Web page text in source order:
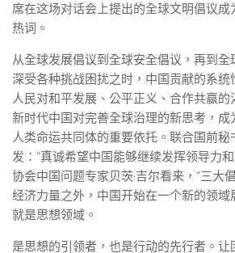
席在这场对话会上提出的全球文明倡议
热词。
从全球发展倡议到全球安全倡议，再到全
深受各种挑战困扰之时，中国贡献的系统
人民对和平发展、公平正义、合作共赢的
新时代中国对完善全球治理的新思考，成
人类命运共同体的重要依托。联合国前秘
发：“真诚希望中国能够继续发挥领导力
协会中国问题专家贝茨·吉尔看来，“三大
经济力量之外，中国开始在一个新的领域
就是思想领域。
是思想的引领者，也是行动的先行者。